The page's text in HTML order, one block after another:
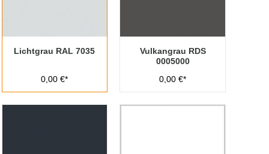
Lichtgrau RAL 7035
0,00 €*
Vulkangrau RDS
0005000
0,00 €*